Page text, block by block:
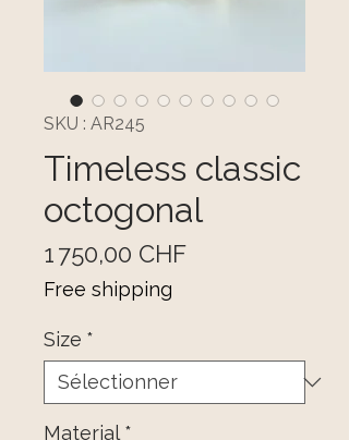
SKU : AR245
Timeless classic
octogonal
1 750,00 CHFPrix
Free shipping
Size *
Material *